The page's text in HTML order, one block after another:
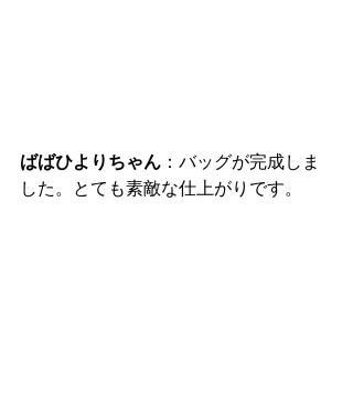
ばばひよりちゃん ：バッグが完成しま
した。とても素敵な仕上がりです。